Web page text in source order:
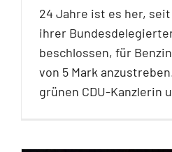
24 Jahre ist es her,
ihrer
beschlossen, für
von 5 Mark
grünen CDU-Kanzlerin